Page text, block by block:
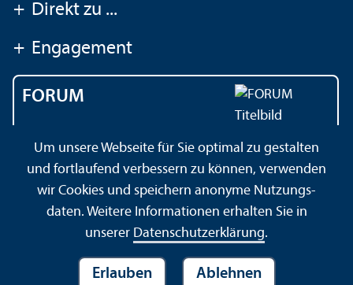
+ Direkt zu ...
+ Engagement
FORUM
Universität Mannheim
Impressum Datenschutz­erklärung Sitemap
Um unsere Webseite für Sie optimal zu gestalten
und fortlaufend verbessern zu können, verwenden
wir Cookies und speichern anonyme Nutzungs­
daten. Weitere Informationen erhalten Sie in
unserer Datenschutz­erklärung.
Erlauben Ablehnen